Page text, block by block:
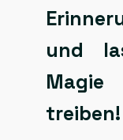
und
treiben!